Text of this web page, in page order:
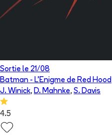
Sortie le 21/08
Batman - L'Enigme de Red Hood
J. Winick, D. Mahnke, S. Davis
4.5